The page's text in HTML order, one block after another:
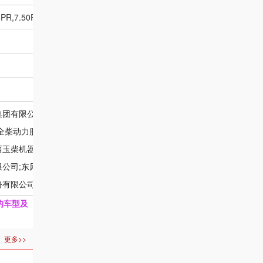
16PR
有限公司;东风朝阳朝柴动力有限公
动力股份有限公司;安徽全柴动力股
柴机器股份有限公司;昆明云内动力
司;东风轻型发动机有限公司;东风轻
限公司
车型及
更多>>